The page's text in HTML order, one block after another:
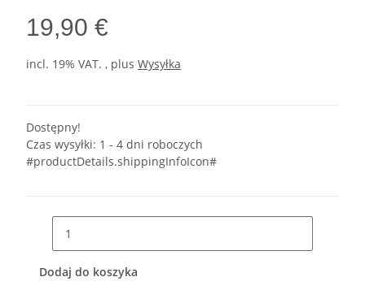
19,90 €
incl. 19% VAT. , plus Wysyłka
Dostępny!
Czas wysyłki: 1 - 4 dni roboczych
#productDetails.shippingInfoIcon#
Dodaj do koszyka